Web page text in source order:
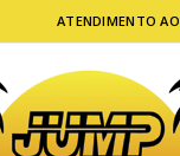
ATENDIMENTO